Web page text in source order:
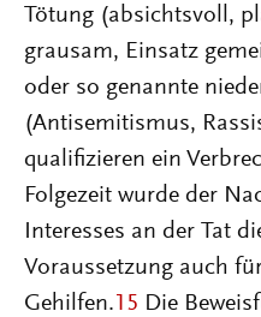
Tötung (absichtsvoll,
grausam, Einsatz
oder so genannte
(Antisemitismus,
qualifizieren ein
Folgezeit wurde der
Interesses an der Tat
Voraussetzung auch
Gehilfen.15 Die